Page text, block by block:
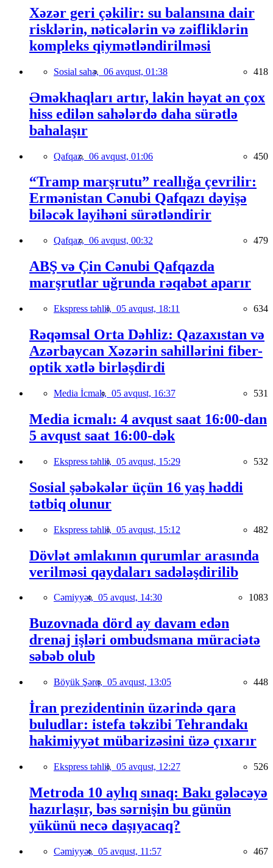
Xəzər geri çəkilir: su balansına dair
risklərin, nəticələrin və zəifliklərin
kompleks qiymətləndirilməsi
Sosial sahə, 06 avqust, 01:38 418
Əməkhaqları artır, lakin həyat ən çox
hiss edilən sahələrdə daha sürətlə
bahalaşır
Qafqaz, 06 avqust, 01:06 450
“Tramp marşrutu” reallığa çevrilir:
Ermənistan Cənubi Qafqazı dəyişə
biləcək layihəni sürətləndirir
Qafqaz, 06 avqust, 00:32 479
ABŞ və Çin Cənubi Qafqazda
marşrutlar uğrunda rəqabət aparır
Ekspress təhlil, 05 avqust, 18:11 634
Rəqəmsal Orta Dəhliz: Qazaxıstan və
Azərbaycan Xəzərin sahillərini fiber-
optik xətlə birləşdirdi
Media İcmalı, 05 avqust, 16:37 531
Media icmalı: 4 avqust saat 16:00-dan
5 avqust saat 16:00-dək
Ekspress təhlil, 05 avqust, 15:29 532
Sosial şəbəkələr üçün 16 yaş həddi
tətbiq olunur
Ekspress təhlil, 05 avqust, 15:12 482
Dövlət əmlakının qurumlar arasında
verilməsi qaydaları sadələşdirilib
Cəmiyyət, 05 avqust, 14:30 1083
Buzovnada dörd ay davam edən
drenaj işləri ombudsmana müraciətə
səbəb olub
Böyük Şərq, 05 avqust, 13:05 448
İran prezidentinin üzərində qara
buludlar: istefa təkzibi Tehrandakı
hakimiyyət mübarizəsini üzə çıxarır
Ekspress təhlil, 05 avqust, 12:27 526
Metroda 10 aylıq sınaq: Bakı gələcəyə
hazırlaşır, bəs sərnişin bu günün
yükünü necə daşıyacaq?
Cəmiyyət, 05 avqust, 11:57 467